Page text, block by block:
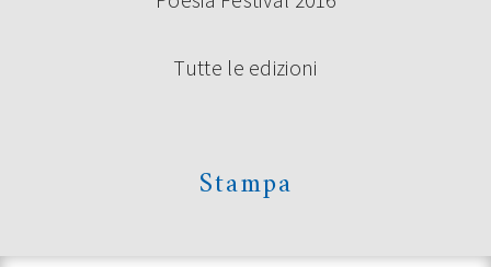
Tutte le edizioni
Stampa